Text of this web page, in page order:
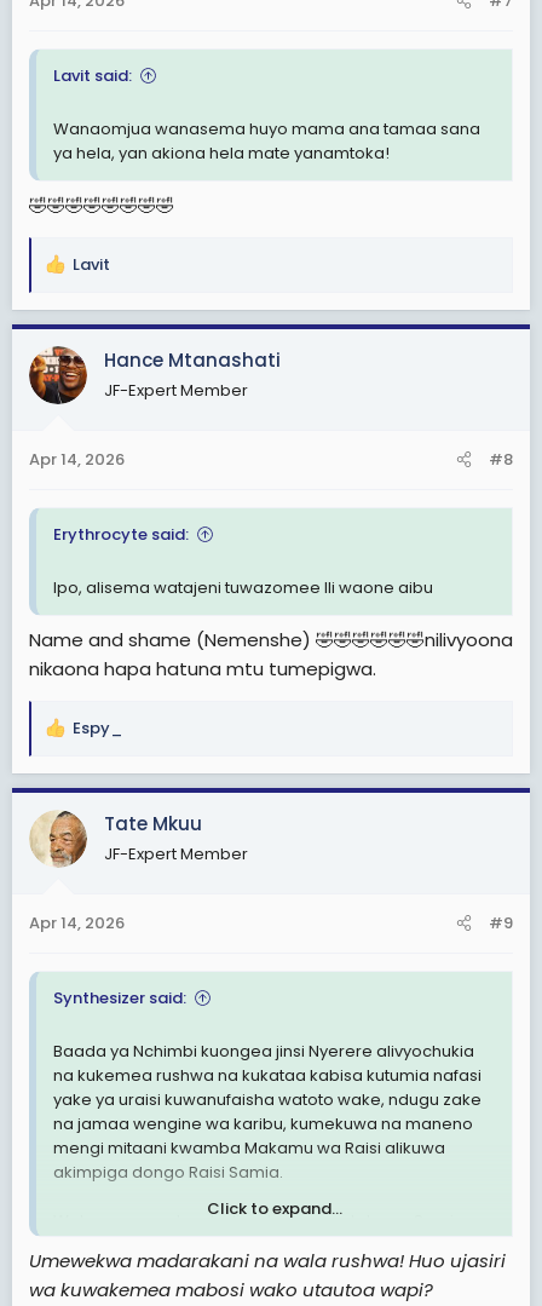
Lavit said:
Wanaomjua wanasema huyo mama ana tamaa sana
ya hela, yan akiona hela mate yanamtoka!
🤣🤣🤣🤣🤣🤣🤣🤣
R
a
c
t
i
s
Lavit
Hance Mtanashati
JF-Expert Member
Apr 14, 2026 #8
Erythrocyte said:
Ipo, alisema watajeni tuwazomee Ili waone aibu
Name and shame (Nemenshe) 🤣🤣🤣🤣🤣🤣nilivyoona
nikaona hapa hatuna mtu tumepigwa.
R
a
c
t
i
s
Espy_
Tate Mkuu
JF-Expert Member
Apr 14, 2026 #9
Synthesizer said:
Baada ya Nchimbi kuongea jinsi Nyerere alivyochukia
na kukemea rushwa na kukataa kabisa kutumia nafasi
yake ya uraisi kuwanufaisha watoto wake, ndugu zake
na jamaa wengine wa karibu, kumekuwa na maneno
mengi mitaani kwamba Makamu wa Raisi alikuwa
akimpiga dongo Raisi Samia.
Watu wameenda mbali na kusema mtoto wa Samia
na jamaa wa Rais Samia wamekuwa wakiufaidi uraisi
wa Samia kwa namna ambayo hakuna rais amewahi
Click to expand...
Umewekwa madarakani na wala rushwa! Huo ujasiri
wa kuwakemea mabosi wako utautoa wapi?